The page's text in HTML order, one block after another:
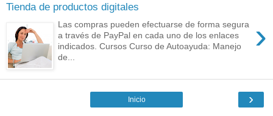
Tienda de productos digitales
›
Las compras pueden efectuarse de forma segura
a través de PayPal en cada uno de los enlaces
indicados. Cursos Curso de Autoayuda: Manejo
de...
›
Inicio